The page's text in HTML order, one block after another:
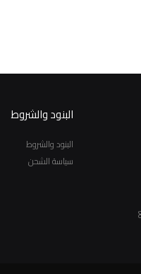
البنود والشروط
البنود والشروط
سياسة الشحن